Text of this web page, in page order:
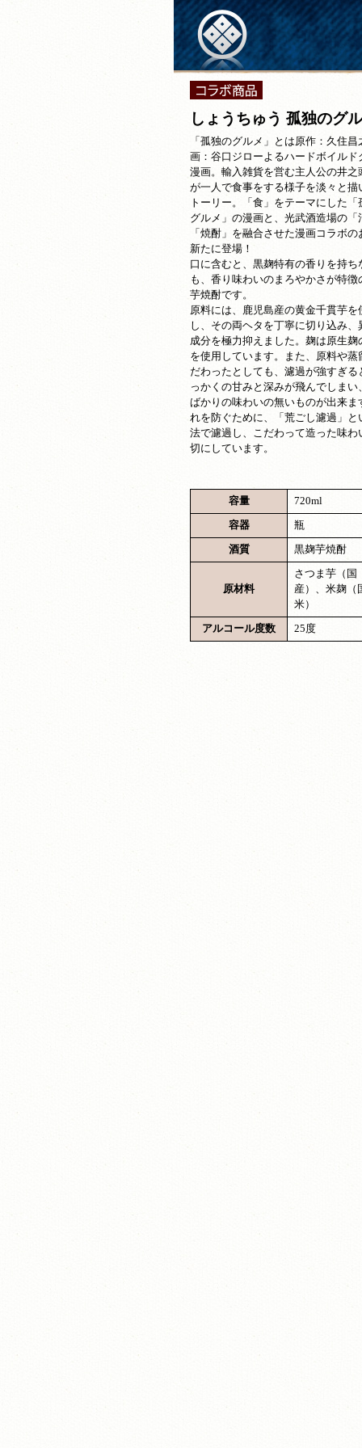
しょうちゅう 孤独のグ
「孤独のグルメ」とは原作：久住昌
画：谷口ジローよるハードボイルド
漫画。輸入雑貨を営む主人公の井之
が一人で食事をする様子を淡々と描
トーリー。「食」をテーマにした「
グルメ」の漫画と、光武酒造場の「
「焼酎」を融合させた漫画コラボの
新たに登場！
口に含むと、黒麹特有の香りを持ち
も、香り味わいのまろやかさが特徴
芋焼酎です。
原料には、鹿児島産の黄金千貫芋を
し、その両ヘタを丁寧に切り込み、
成分を極力抑えました。麹は原生麹
を使用しています。また、原料や蒸
だわったとしても、濾過が強すぎる
っかくの甘みと深みが飛んでしまい
ばかりの味わいの無いものが出来ま
れを防ぐために、「荒ごし濾過」と
法で濾過し、こだわって造った味わ
切にしています。
容量 720ml
容器 瓶
酒質 黒麹芋焼酎
原材料
さつま芋（国
産）、米麹（
米）
アルコール度数 25度